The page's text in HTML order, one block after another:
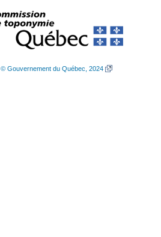
© Gouvernement du Québec, 2024